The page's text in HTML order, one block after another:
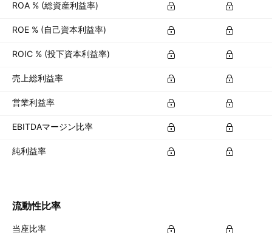
ROA % (総資産利益率)
ROE % (自己資本利益率)
ROIC % (投下資本利益率)
売上総利益率
営業利益率
EBITDAマージン比率
純利益率
流動性比率
当座比率